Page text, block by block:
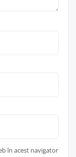
în acest navigator